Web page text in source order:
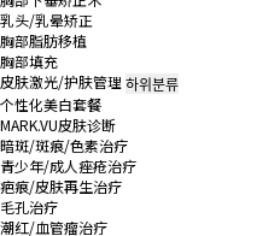
乳头/乳晕矫正
胸部脂肪移植
胸部填充
皮肤激光/护肤管理 하위분류
个性化美白套餐
MARK.VU皮肤诊断
暗斑/斑痕/色素治疗
青少年/成人痤疮治疗
疤痕/皮肤再生治疗
毛孔治疗
潮红/血管瘤治疗